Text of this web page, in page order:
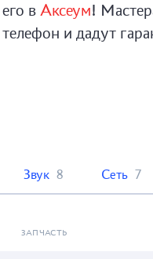
в Аксеум!
и дадут
Звук 8 Сеть 7
ЗАПЧАСТЬ